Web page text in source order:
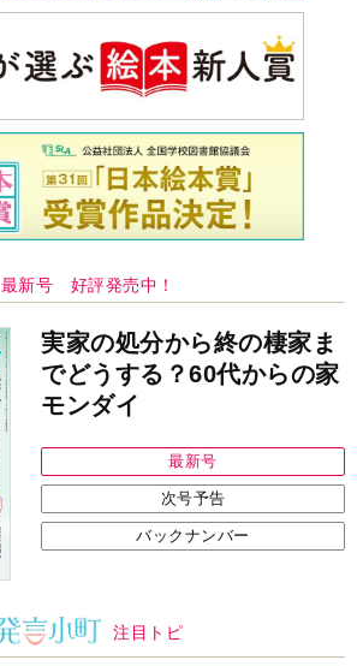
最新号 好評発売中！
実家の処分から終の棲家ま
でどうする？60代からの家
モンダイ
最新号
次号予告
バックナンバー
注目トピ